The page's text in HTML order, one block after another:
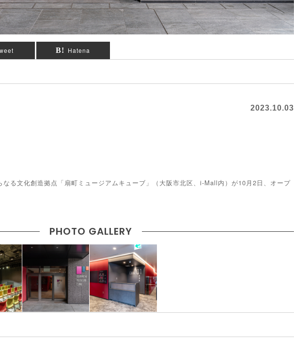
Hatena
2023.10.03
る文化創造拠点「扇町ミュージアムキューブ」（大阪市北区、i-Mall内）が10月2日、オープ
PHOTO GALLERY